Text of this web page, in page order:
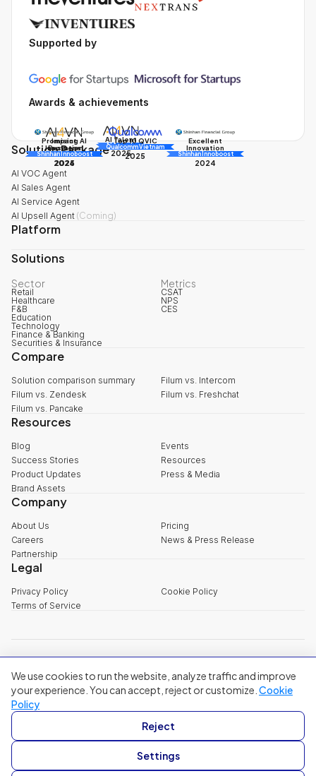
Supported by
Awards & achievements
Promising AI
Business
AI Awards
2025
AI Talent
AI Awards
2025
Excellent
Innovation
Shinhan Innoboost
2024
Impact
Innovation
Shinhan Innoboost
2024
Top 10 QVIC
Qualcomm Vietnam
2025
Solution Package
AI VOC Agent
AI Sales Agent
AI Service Agent
AI Upsell Agent (Coming)
Platform
Solutions
Sector
Retail
Healthcare
F&B
Education
Technology
Finance & Banking
Securities & Insurance
Metrics
CSAT
NPS
CES
Compare
Solution comparison summary
Filum vs. Intercom
Filum vs. Zendesk
Filum vs. Freshchat
Filum vs. Pancake
Resources
Blog
Events
Success Stories
Resources
Product Updates
Press & Media
Brand Assets
Company
About Us
Pricing
Careers
News & Press Release
Partnership
Legal
Privacy Policy
Cookie Policy
Terms of Service
+84 888 18 1313
Head Office:3rd Floor, 65-67 B4 Street, Sala Urban Area, An Khanh
Ward, Ho Chi Minh City
Singapore:20A Tanjong Pagar Road, Singapore
© 2024 Filum Inc. All rights reserved.
We use cookies to run the website, analyze traffic and improve
your experience. You can accept, reject or customize. Cookie
Policy
Reject
Settings